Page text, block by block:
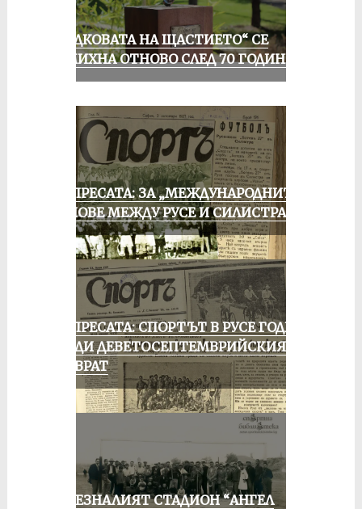
„ПОДКОВАТА НА ЩАСТИЕТО“ СЕ
УСМИХНА ОТНОВО СЛЕД 70 ГОДИНИ
ОТ ПРЕСАТА: ЗА „МЕЖДУНАРОДНИТЕ“
МАЧОВЕ МЕЖДУ РУСЕ И СИЛИСТРА
ОТ ПРЕСАТА: СПОРТЪТ В РУСЕ ГОДИНА
ПРЕДИ ДЕВЕТОСЕПТЕМВРИЙСКИЯ
ПРЕВРАТ
ИЗЧЕЗНАЛИЯТ СТАДИОН “АНГЕЛ